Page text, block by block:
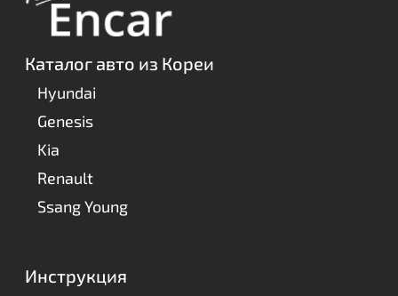
Каталог авто из Кореи
Hyundai
Genesis
Kia
Renault
Ssang Young
Инструкция